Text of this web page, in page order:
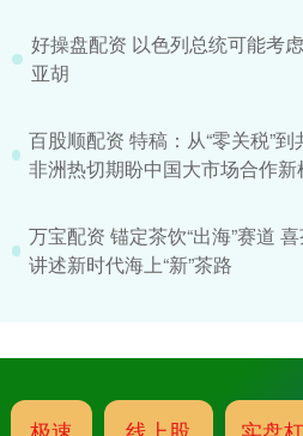
好操盘配资 以色列总统可能考
亚胡
百股顺配资 特稿：从“零关税”
非洲热切期盼中国大市场合作新
万宝配资 锚定茶饮“出海”赛道
讲述新时代海上“新”茶路